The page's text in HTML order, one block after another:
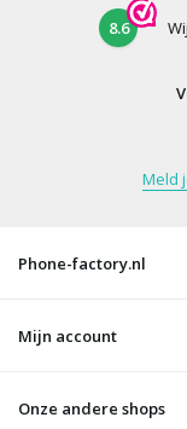
8.6
Meld
Phone-factory.nl
Mijn account
Onze andere shops